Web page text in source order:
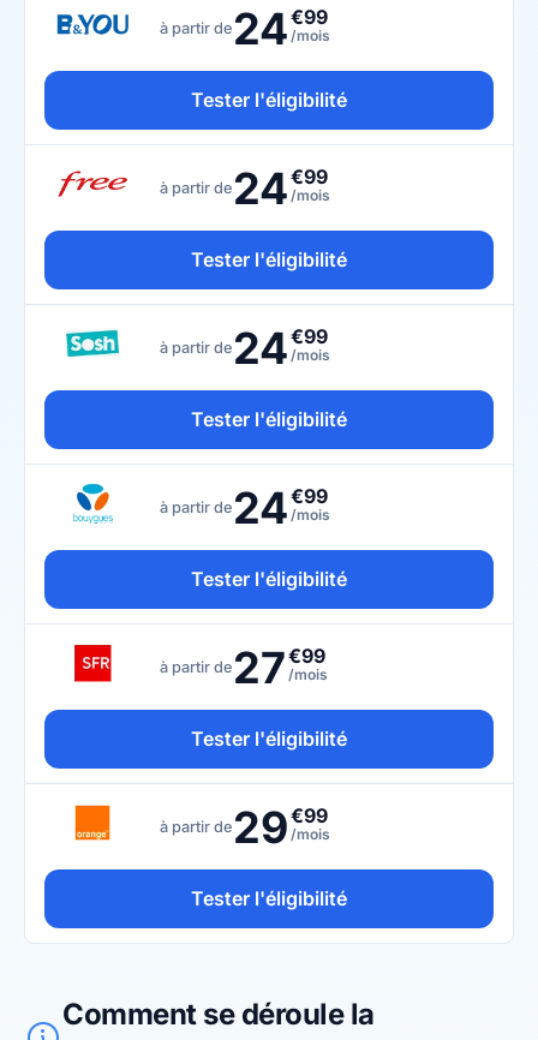
à partir de 24€99
/mois
Tester l'éligibilité
à partir de 24€99
/mois
Tester l'éligibilité
à partir de 24€99
/mois
Tester l'éligibilité
à partir de 24€99
/mois
Tester l'éligibilité
à partir de 27€99
/mois
Tester l'éligibilité
à partir de 29€99
/mois
Tester l'éligibilité
Comment se déroule la